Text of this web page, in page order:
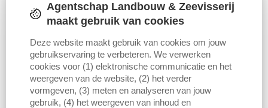
bod komen.
binnen verschillende (sub)sectoren en voor verschillende gewassen
sterk verschilt, waardoor een gedifferentieerde benadering
aangewezen is. Waterbesparende maatregelen worden bij voorkeur
stapsgewijs toegepast, gericht op de situatie met laagste totale
impact om de totale maatschappelijke kostprijs van
Agentschap Landbouw & Zeevisserij
maakt gebruik van cookies
Deze website maakt gebruik van cookies om jouw
gebruikservaring te verbeteren. We verwerken
cookies voor (1) elektronische communicatie en het
weergeven van de website, (2) het verder
vormgeven, (3) meten en analyseren van jouw
gebruik, (4) het weergeven van inhoud en